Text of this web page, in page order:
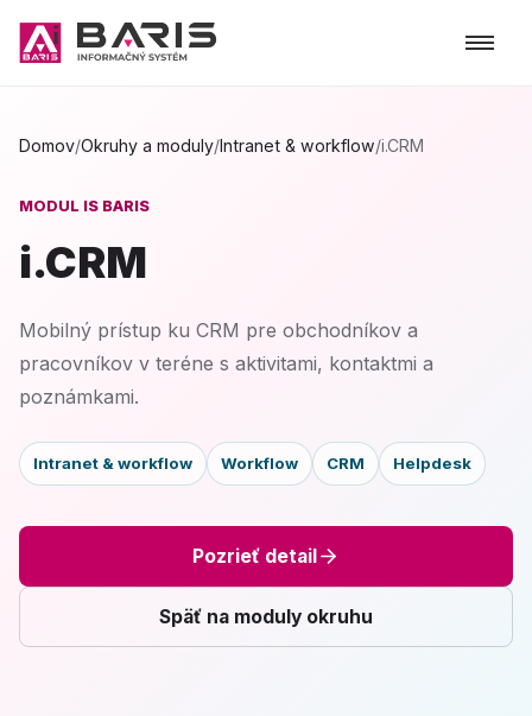
Domov/Okruhy a moduly/Intranet & workflow/i.CRM
MODUL IS BARIS
i.CRM
Mobilný prístup ku CRM pre obchodníkov a
pracovníkov v teréne s aktivitami, kontaktmi a
poznámkami.
Intranet & workflow Workflow CRM Helpdesk
Pozrieť detail
Späť na moduly okruhu